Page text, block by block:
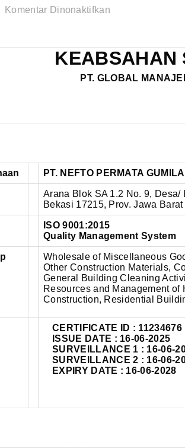
Komentar Dinonaktifkan
PERMATA
KEABSAHAN
PT. GLOBAL
PT. NEFTO PERMATA
Arana Blok SA 1.2 No. 9,
Bekasi 17215, Prov. Jawa
ISO 9001:2015
Quality Management System
Wholesale of Miscellaneous
Other Construction Materials,
General Building Cleaning
Resources and Management
Construction, Residential
CERTIFICATE ID : 11234676
ISSUE DATE : 16-06-2025
SURVEILLANCE 1 : 16-06-
SURVEILLANCE 2 : 16-06-
EXPIRY DATE : 16-06-2028